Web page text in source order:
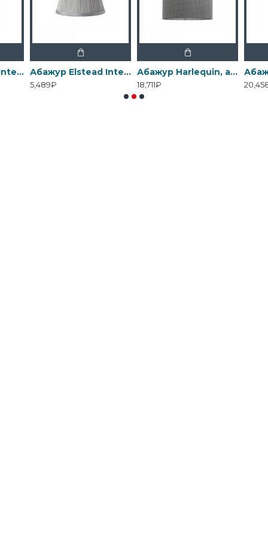
Абажур Elstead Interior, Арт. LS162-WHT Абажур Elstead Interior, Арт. LS200
5,489₽
Абажур Harlequin, арт. HQ/DR30 ADR9
18,711₽